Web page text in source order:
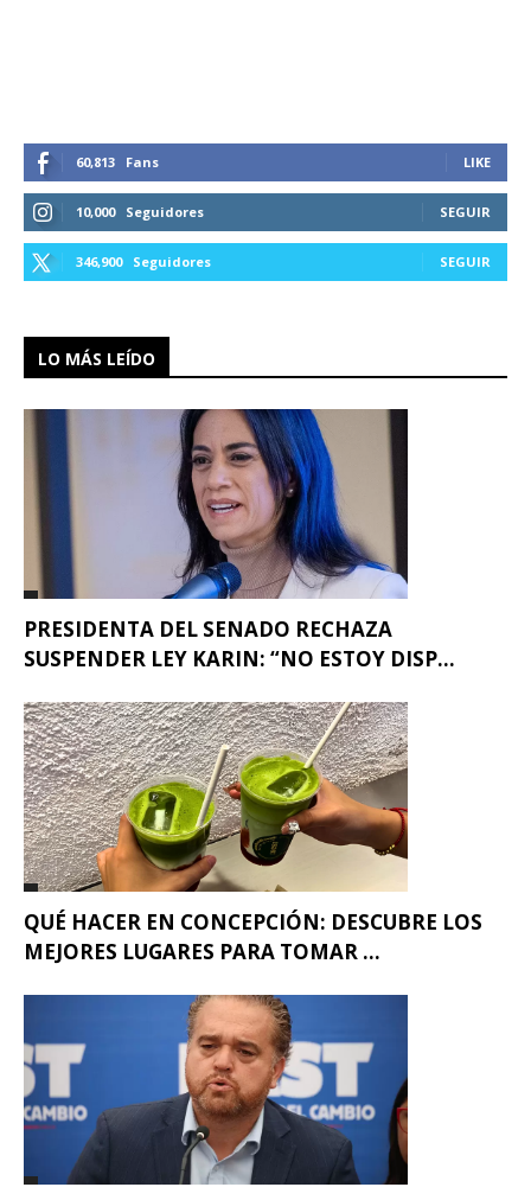
60,813 Fans LIKE
10,000 Seguidores SEGUIR
346,900 Seguidores SEGUIR
LO MÁS LEÍDO
PRESIDENTA DEL SENADO RECHAZA
SUSPENDER LEY KARIN: “NO ESTOY DISP...
QUÉ HACER EN CONCEPCIÓN: DESCUBRE LOS
MEJORES LUGARES PARA TOMAR ...